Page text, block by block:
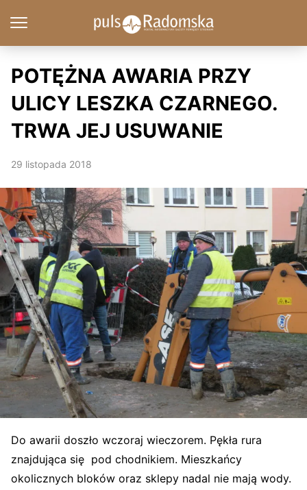
POTĘŻNA AWARIA PRZY
ULICY LESZKA CZARNEGO.
TRWA JEJ USUWANIE
29 listopada 2018
Do awarii doszło wczoraj wieczorem. Pękła rura
znajdująca się pod chodnikiem. Mieszkańcy
okolicznych bloków oraz sklepy nadal nie mają wody.